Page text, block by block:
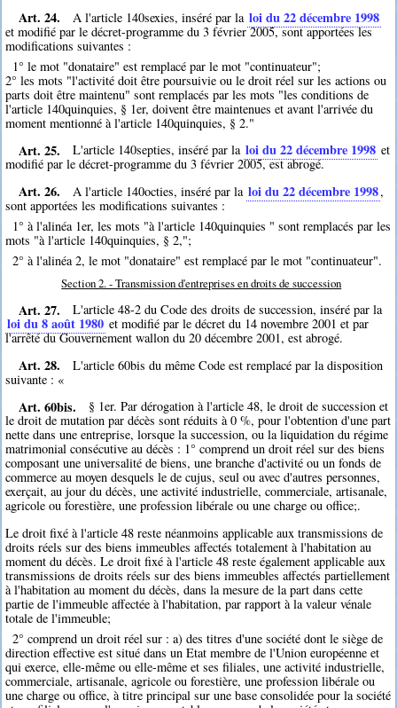
Art. 24. A l'article 140sexies, inséré par la loi du 22 décembre 1998
et modifié par le décret-programme du 3 février 2005, sont apportées les
modifications suivantes :
1° le mot "donataire" est remplacé par le mot "continuateur";
2° les mots "l'activité doit être poursuivie ou le droit réel sur les actions ou
parts doit être maintenu" sont remplacés par les mots "les conditions de
l'article 140quinquies, § 1er, doivent être maintenues et avant l'arrivée du
moment mentionné à l'article 140quinquies, § 2."
Art. 25. L'article 140septies, inséré par la loi du 22 décembre 1998 et
modifié par le décret-programme du 3 février 2005, est abrogé.
Art. 26. A l'article 140octies, inséré par la loi du 22 décembre 1998,
sont apportées les modifications suivantes :
1° à l'alinéa 1er, les mots "à l'article 140quinquies " sont remplacés par les
mots "à l'article 140quinquies, § 2,";
2° à l'alinéa 2, le mot "donataire" est remplacé par le mot "continuateur".
Section 2. - Transmission d'entreprises en droits de succession
Art. 27. L'article 48-2 du Code des droits de succession, inséré par la
loi du 8 août 1980 et modifié par le décret du 14 novembre 2001 et par
l'arrêté du Gouvernement wallon du 20 décembre 2001, est abrogé.
Art. 28.
L'article 60bis du même Code est remplacé par la disposition
suivante : «
Art. 60bis.
§ 1er. Par dérogation à l'article 48, le droit de succession et
le droit de mutation par décès sont réduits à 0 %, pour l'obtention d'une part
nette dans une entreprise, lorsque la succession, ou la liquidation du régime
matrimonial consécutive au décès : 1° comprend un droit réel sur des biens
composant une universalité de biens, une branche d'activité ou un fonds de
commerce au moyen desquels le de cujus, seul ou avec d'autres personnes,
exerçait, au jour du décès, une activité industrielle, commerciale, artisanale,
agricole ou forestière, une profession libérale ou une charge ou office;.
Le droit fixé à l'article 48 reste néanmoins applicable aux transmissions de
droits réels sur des biens immeubles affectés totalement à l'habitation au
moment du décès. Le droit fixé à l'article 48 reste également applicable aux
transmissions de droits réels sur des biens immeubles affectés partiellement
à l'habitation au moment du décès, dans la mesure de la part dans cette
partie de l'immeuble affectée à l'habitation, par rapport à la valeur vénale
totale de l'immeuble;
2° comprend un droit réel sur : a) des titres d'une société dont le siège de
direction effective est situé dans un Etat membre de l'Union européenne et
qui exerce, elle-même ou elle-même et ses filiales, une activité industrielle,
commerciale, artisanale, agricole ou forestière, une profession libérale ou
une charge ou office, à titre principal sur une base consolidée pour la société